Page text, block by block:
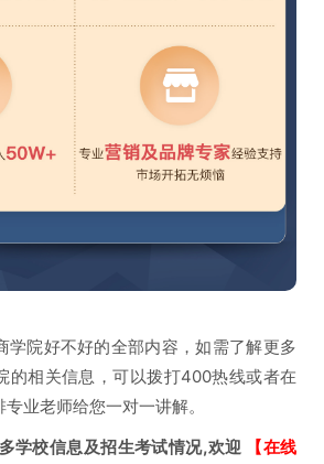
学院好不好的全部内容，如需了解更多
的相关信息，可以拨打400热线或者在
业老师给您一对一讲解。
学校信息及招生考试情况,欢迎
【在线